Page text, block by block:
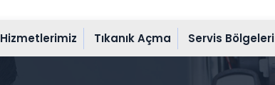
Hizmetlerimiz Tıkanık Açma Servis Bölgeleri